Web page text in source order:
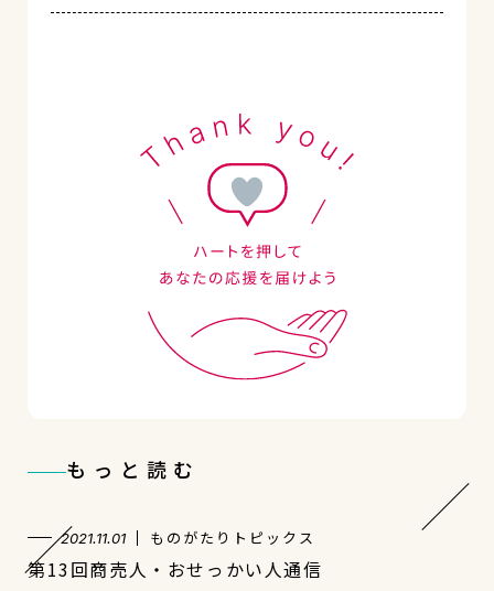
もっと読む
2021.11.01 ものがたりトピックス
第13回商売人・おせっかい人通信